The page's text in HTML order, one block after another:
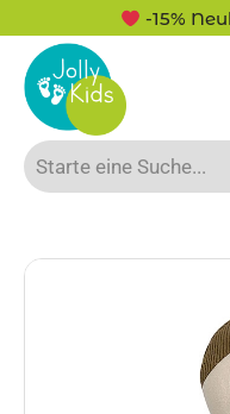
-15%